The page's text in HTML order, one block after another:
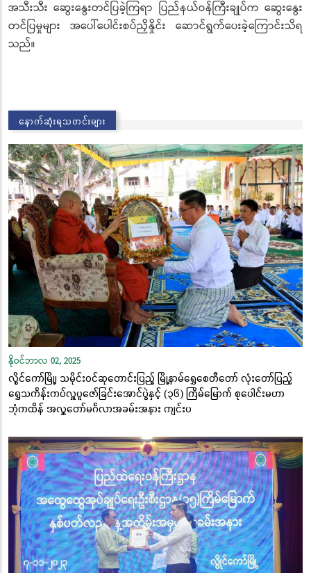
အသီးသီး ဆွေးနွေးတင်ပြခဲ့ကြရာ ပြည်နယ်ဝန်ကြီးချုပ်က ဆွေးနွေး
တင်ပြမှုများ အပေါ်ပေါင်းစပ်ညှိနှိုင်း ဆောင်ရွက်ပေးခဲ့ကြောင်းသိရ
သည်။
နောက်ဆုံးရသတင်းများ
နိုဝင်ဘာလ 02, 2025
လွိုင်ကော်မြို့၊ သမိုင်းဝင်ဆုတောင်းပြည့် မြို့နာမ်ရွှေစေတီတော် လုံးတော်ပြည့်
ရွှေသင်္ကန်းကပ်လှူပူဇော်ခြင်းအောင်ပွဲနှင့် (၃၆) ကြိမ်မြောက် စုပေါင်းမဟာ
ဘုံကထိန် အလှူတော်မင်္ဂလာအခမ်းအနား ကျင်းပ